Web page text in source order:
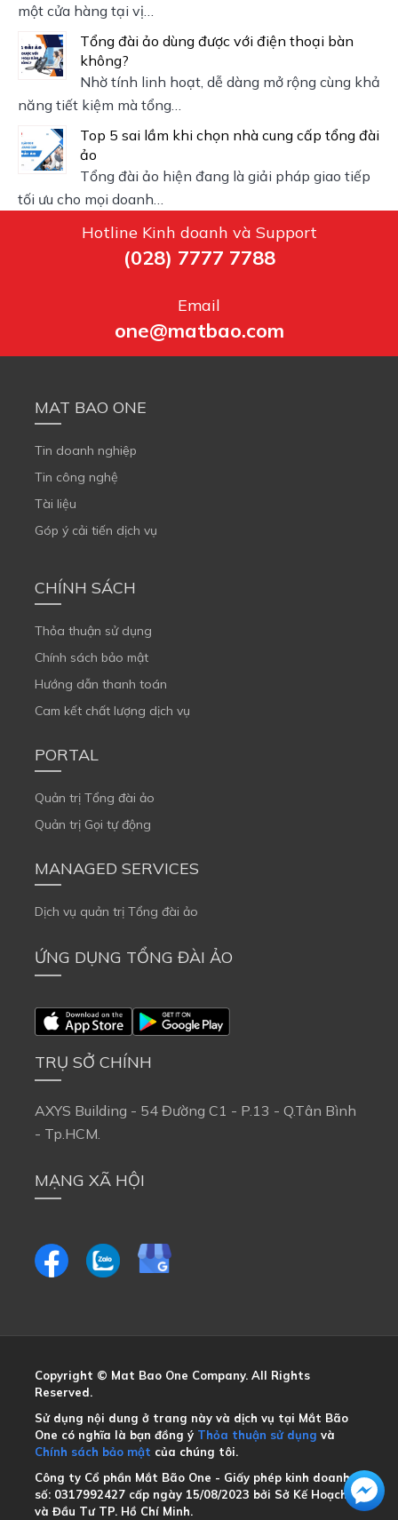
một cửa hàng tại vị…
Tổng đài ảo dùng được với điện thoại bàn
không?
Nhờ tính linh hoạt, dễ dàng mở rộng cùng khả
năng tiết kiệm mà tổng…
Top 5 sai lầm khi chọn nhà cung cấp tổng đài
ảo
Tổng đài ảo hiện đang là giải pháp giao tiếp
tối ưu cho mọi doanh…
Hotline Kinh doanh và Support
(028) 7777 7788
Email
one@matbao.com
MAT BAO ONE
Tin doanh nghiệp
Tin công nghệ
Tài liệu
Góp ý cải tiến dịch vụ
CHÍNH SÁCH
Thỏa thuận sử dụng
Chính sách bảo mật
Hướng dẫn thanh toán
Cam kết chất lượng dịch vụ
PORTAL
Quản trị Tổng đài ảo
Quản trị Gọi tự động
MANAGED SERVICES
Dịch vụ quản trị Tổng đài ảo
ỨNG DỤNG TỔNG ĐÀI ẢO
TRỤ SỞ CHÍNH
AXYS Building - 54 Đường C1 - P.13 - Q.Tân Bình
- Tp.HCM.
MẠNG XÃ HỘI
Copyright © Mat Bao One Company. All Rights
Reserved.
Sử dụng nội dung ở trang này và dịch vụ tại Mắt Bão
One có nghĩa là bạn đồng ý Thỏa thuận sử dụng và
Chính sách bảo mật của chúng tôi.
Công ty Cổ phần Mắt Bão One - Giấy phép kinh doanh
số: 0317992427 cấp ngày 15/08/2023 bởi Sở Kế Hoạch
và Đầu Tư TP. Hồ Chí Minh.